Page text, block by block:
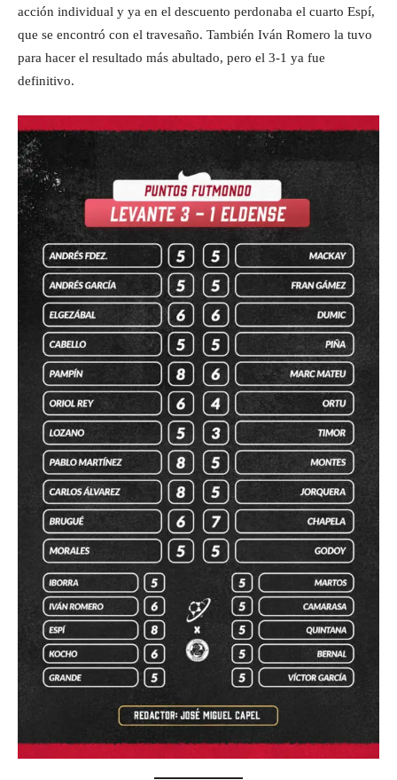
acción individual y ya en el descuento perdonaba el cuarto Espí,
que se encontró con el travesaño. También Iván Romero la tuvo
para hacer el resultado más abultado, pero el 3-1 ya fue
definitivo.